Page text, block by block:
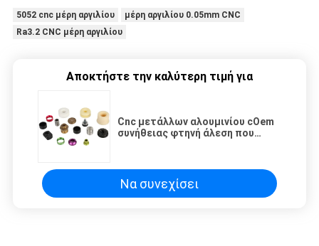
5052 cnc μέρη αργιλίου
μέρη αργιλίου 0.05mm CNC
Ra3.2 CNC μέρη αργιλίου
Αποκτήστε την καλύτερη τιμή για
Cnc μετάλλων αλουμινίου cOem
συνήθειας φτηνή άλεση που
Να συνεχίσει